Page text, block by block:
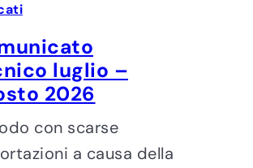
luglio –
2026
con scarse
a causa della